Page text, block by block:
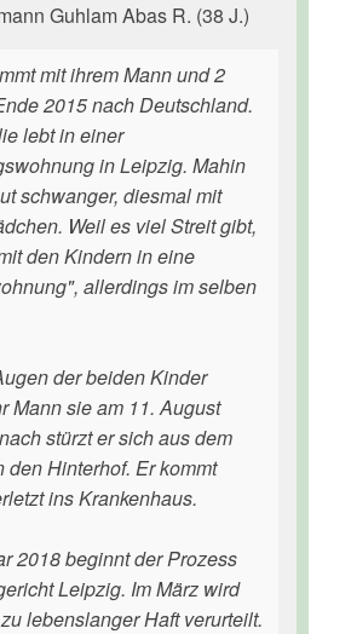
Guhlam Abas R. (38 J.)
mit ihrem Mann und 2
2015 nach Deutschland.
lebt in einer
in Leipzig. Mahin
schwanger, diesmal mit
Weil es viel Streit gibt,
den Kindern in eine
allerdings im selben
der beiden Kinder
Mann sie am 11. August
stürzt er sich aus dem
den Hinterhof. Er kommt
ins Krankenhaus.
2018 beginnt der Prozess
Leipzig. Im März wird
lebenslanger Haft verurteilt.